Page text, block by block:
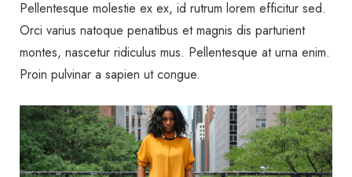
Pellentesque molestie ex ex, id rutrum lorem efficitur sed.
Orci varius natoque penatibus et magnis dis parturient
montes, nascetur ridiculus mus. Pellentesque at urna enim.
Proin pulvinar a sapien ut congue.